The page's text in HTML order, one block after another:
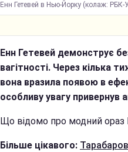
Енн Гетевей в Нью-Йорку (колаж: РБК-
Енн Гетевей демонструє
вагітності. Через кілька
вона вразила появою в
особливу увагу привернув
Що відомо про модний ораз
Більше цікавого: